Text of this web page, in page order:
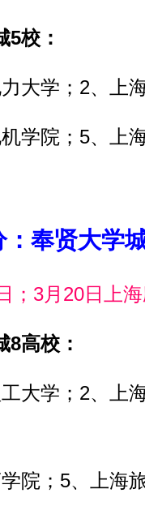
5校：
大学；2、上
学院；5、上
：奉贤大学
；3月20日上
8高校：
大学；2、上
院；5、上海